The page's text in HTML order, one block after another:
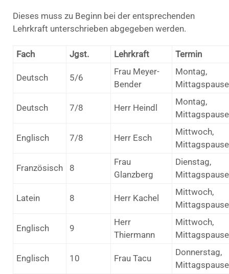
Dieses muss zu Beginn bei der entsprechenden
Lehrkraft unterschrieben abgegeben werden.
Fach Jgst. Lehrkraft Termin
Deutsch 5/6
Frau Meyer-
Bender
Montag,
Mittagspause
Deutsch 7/8 Herr Heindl
Montag,
Mittagspause
Englisch 7/8 Herr Esch
Mittwoch,
Mittagspause
Französisch 8
Frau
Glanzberg
Dienstag,
Mittagspause
Latein 8 Herr Kachel
Mittwoch,
Mittagspause
Englisch 9
Herr
Thiermann
Mittwoch,
Mittagspause
Englisch 10 Frau Tacu
Donnerstag,
Mittagspause